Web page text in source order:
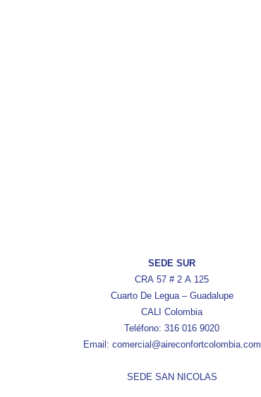
SEDE SUR
CRA 57 # 2 A 125
Cuarto De Legua – Guadalupe
CALI Colombia
Teléfono: 316 016 9020
Email: comercial@aireconfortcolombia.com
SEDE SAN NICOLAS